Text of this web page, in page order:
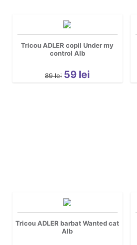
Tricou ADLER copil Under my
control Alb
89 lei 59 lei
Tricou ADLER barbat Wanted cat
Alb